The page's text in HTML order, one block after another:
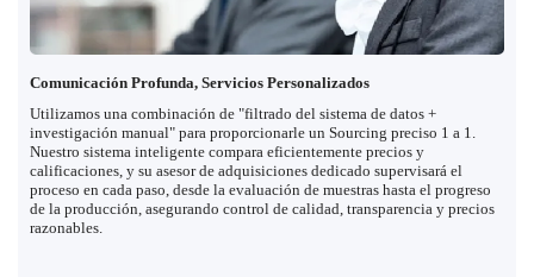
Comunicación Profunda, Servicios Personalizados
Utilizamos una combinación de "filtrado del sistema de datos +
investigación manual" para proporcionarle un Sourcing preciso 1 a 1.
Nuestro sistema inteligente compara eficientemente precios y
calificaciones, y su asesor de adquisiciones dedicado supervisará el
proceso en cada paso, desde la evaluación de muestras hasta el progreso
de la producción, asegurando control de calidad, transparencia y precios
razonables.